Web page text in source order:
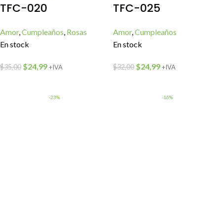
TFC-020
Amor,Cumpleaños, Rosas
En stock
$35,00 $24,99+IVA
TFC-025
Amor,Cumpleaños
En stock
$32,00 $24,99+IVA
-23% -16%